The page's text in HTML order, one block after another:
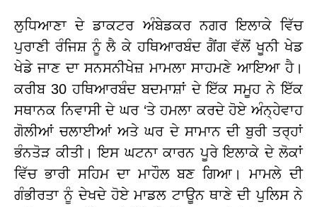
ਲੁਧਿਆਣਾ ਦੇ ਡਾਕਟਰ ਅੰਬੇਡਕਰ ਨਗਰ ਇਲਾਕੇ ਵਿੱਚ
ਪੁਰਾਣੀ ਰੰਜਿਸ਼ ਨੂੰ ਲੈ ਕੇ ਹਥਿਆਰਬੰਦ ਗੈਂਗ ਵੱਲੋਂ ਖੂਨੀ ਖੇਡ
ਖੇਡੇ ਜਾਣ ਦਾ ਸਨਸਨੀਖੇਜ਼ ਮਾਮਲਾ ਸਾਹਮਣੇ ਆਇਆ ਹੈ।
ਕਰੀਬ 30 ਹਥਿਆਰਬੰਦ ਬਦਮਾਸ਼ਾਂ ਦੇ ਇੱਕ ਸਮੂਹ ਨੇ ਇੱਕ
ਸਥਾਨਕ ਨਿਵਾਸੀ ਦੇ ਘਰ ‘ਤੇ ਹਮਲਾ ਕਰਦੇ ਹੋਏ ਅੰਨ੍ਹੇਵਾਹ
ਗੋਲੀਆਂ ਚਲਾਈਆਂ ਅਤੇ ਘਰ ਦੇ ਸਾਮਾਨ ਦੀ ਬੁਰੀ ਤਰ੍ਹਾਂ
ਭੰਨਤੋੜ ਕੀਤੀ। ਇਸ ਘਟਨਾ ਕਾਰਨ ਪੂਰੇ ਇਲਾਕੇ ਦੇ ਲੋਕਾਂ
ਵਿੱਚ ਭਾਰੀ ਸਹਿਮ ਦਾ ਮਾਹੌਲ ਬਣ ਗਿਆ। ਮਾਮਲੇ ਦੀ
ਗੰਭੀਰਤਾ ਨੂੰ ਦੇਖਦੇ ਹੋਏ ਮਾਡਲ ਟਾਊਨ ਥਾਣੇ ਦੀ ਪੁਲਿਸ ਨੇ